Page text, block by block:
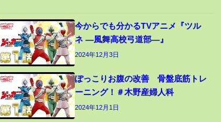
今からでも分かるTVアニメ『ツル
ネ ―風舞高校弓道部―』
2024年12月3日
ぽっこりお腹の改善 骨盤底筋トレ
ーニング！＃木野産婦人科
2024年12月1日